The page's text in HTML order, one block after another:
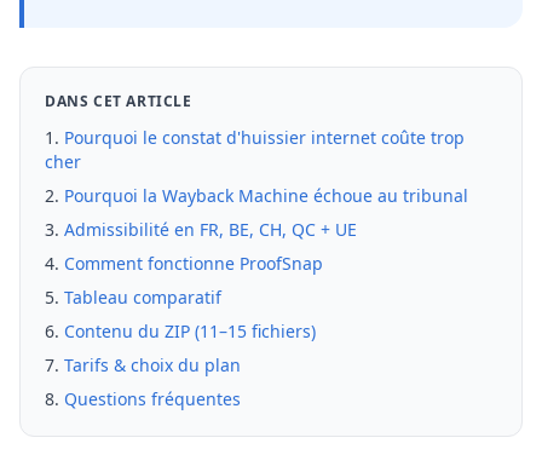
DANS CET ARTICLE
Pourquoi le constat d'huissier internet coûte trop
cher
Pourquoi la Wayback Machine échoue au tribunal
Admissibilité en FR, BE, CH, QC + UE
Comment fonctionne ProofSnap
Tableau comparatif
Contenu du ZIP (11–15 fichiers)
Tarifs & choix du plan
Questions fréquentes